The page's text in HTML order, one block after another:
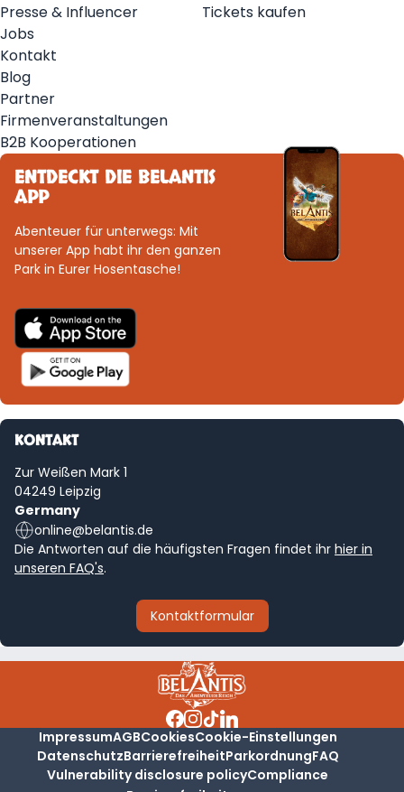
Presse & Influencer
Jobs
Kontakt
Blog
Partner
Firmenveranstaltungen
B2B Kooperationen
Tickets kaufen
ENTDECKT DIE BELANTIS
APP
Abenteuer für unterwegs: Mit
unserer App habt ihr den ganzen
Park in Eurer Hosentasche!
KONTAKT
Zur Weißen Mark 1
04249 Leipzig
Germany
online@belantis.de
Die Antworten auf die häufigsten Fragen findet ihr hier in
unseren FAQ's.
Kontaktformular
ImpressumAGBCookiesCookie-Einstellungen
DatenschutzBarrierefreiheitParkordnungFAQ
Vulnerability disclosure policyCompliance